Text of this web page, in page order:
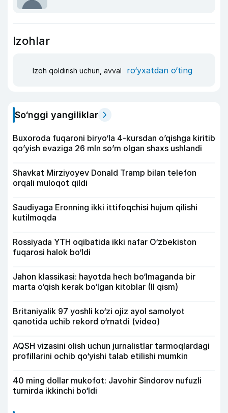
Izohlar
Izoh qoldirish uchun, avval ro‘yxatdan o‘ting
So‘nggi yangiliklar
Buxoroda fuqaroni biryo‘la 4-kursdan o’qishga kiritib
qo’yish evaziga 26 mln so’m olgan shaxs ushlandi
Shavkat Mirziyoyev Donald Tramp bilan telefon
orqali muloqot qildi
Saudiyaga Eronning ikki ittifoqchisi hujum qilishi
kutilmoqda
Rossiyada YTH oqibatida ikki nafar O‘zbekiston
fuqarosi halok bo‘ldi
Jahon klassikasi: hayotda hech bo‘lmaganda bir
marta o‘qish kerak bo‘lgan kitoblar (II qism)
Britaniyalik 97 yoshli ko‘zi ojiz ayol samolyot
qanotida uchib rekord o‘rnatdi (video)
AQSH vizasini olish uchun jurnalistlar tarmoqlardagi
profillarini ochib qo‘yishi talab etilishi mumkin
40 ming dollar mukofot: Javohir Sindorov nufuzli
turnirda ikkinchi bo‘ldi